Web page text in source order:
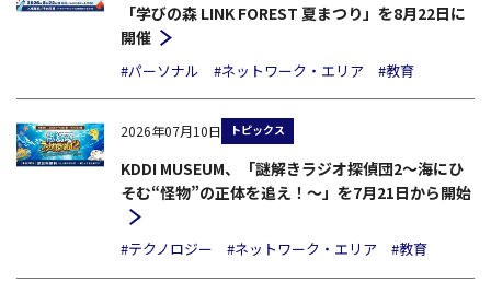
「学びの森 LINK FOREST 夏まつり」を8月22日に
開催
#パーソナル #ネットワーク・エリア #教育
2026年07月10日 トピックス
KDDI MUSEUM、「謎解きラジオ探偵団2～海にひ
そむ“怪物”の正体を追え！～」を7月21日から開始
#テクノロジー #ネットワーク・エリア #教育